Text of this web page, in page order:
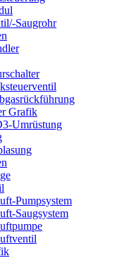
Saugrohr
Grafik
Umrüstung
Pumpsystem
Saugsystem